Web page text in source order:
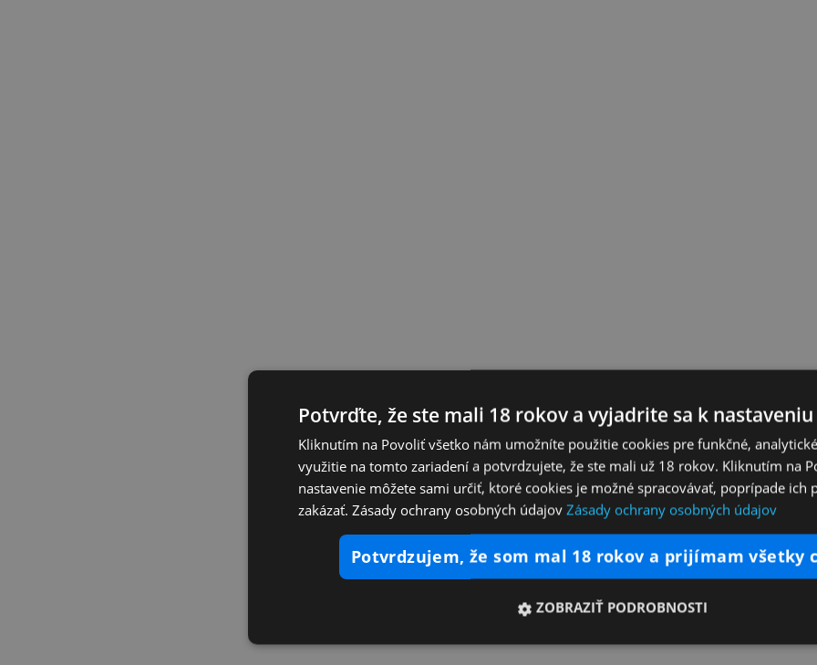
Potvrďte, že ste mali 18 rokov a vyjadrite sa k
Kliknutím na Povoliť všetko nám umožníte použitie cookies pre funkčné,
využitie na tomto zariadení a potvrdzujete, že ste mali už 18 rokov. Kliknutím na
nastavenie môžete sami určiť, ktoré cookies je možné spracovávať, poprípade ich
zakázať. Zásady ochrany osobných údajov Zásady ochrany osobných údajov
potvrdzujem, že som mal 18 rokov a prijímam všetky
ZOBRAZIŤ PODROBNOSTI